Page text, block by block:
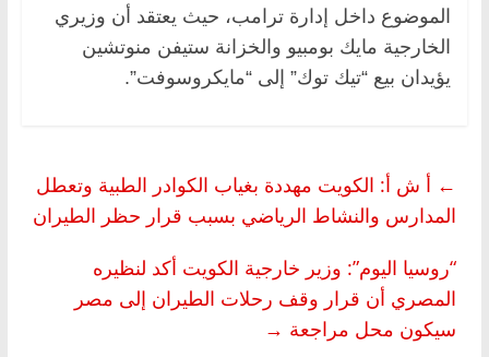
الموضوع داخل إدارة ترامب، حيث يعتقد أن وزيري
الخارجية مايك بومبيو والخزانة ستيفن منوتشين
يؤيدان بيع “تيك توك” إلى “مايكروسوفت”.
← أ ش أ: الكويت مهددة بغياب الكوادر الطبية وتعطل
المدارس والنشاط الرياضي بسبب قرار حظر الطيران
“روسيا اليوم”: وزير خارجية الكويت أكد لنظيره
المصري أن قرار وقف رحلات الطيران إلى مصر
سيكون محل مراجعة →